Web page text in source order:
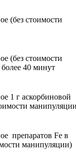
(без стоимости
(без стоимости
40 минут
1 г аскорбиновой
препаратов Fe в
манипуляции)